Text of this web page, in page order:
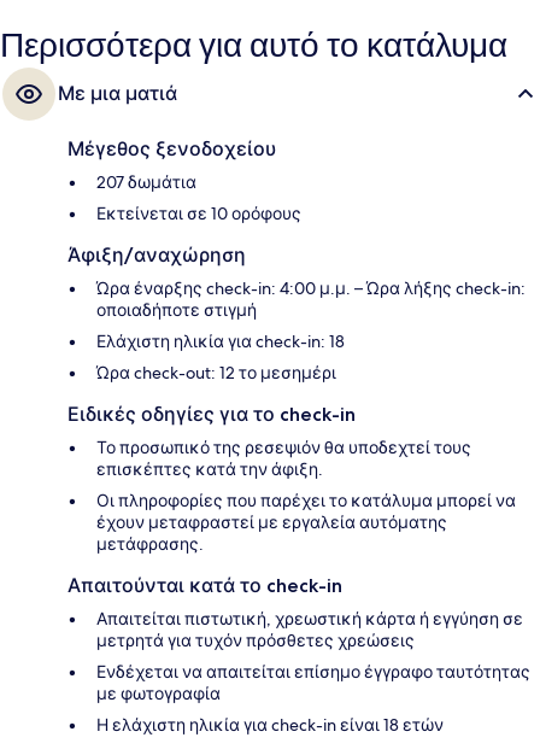
Περισσότερα για αυτό το κατάλυμα
Με μια ματιά
Μέγεθος ξενοδοχείου
207 δωμάτια
Εκτείνεται σε 10 ορόφους
Άφιξη/αναχώρηση
Ώρα έναρξης check-in: 4:00 μ.μ. – Ώρα λήξης check-in:
οποιαδήποτε στιγμή
Ελάχιστη ηλικία για check-in: 18
Ώρα check-out: 12 το μεσημέρι
Ειδικές οδηγίες για το check-in
Το προσωπικό της ρεσεψιόν θα υποδεχτεί τους
επισκέπτες κατά την άφιξη.
Οι πληροφορίες που παρέχει το κατάλυμα μπορεί να
έχουν μεταφραστεί με εργαλεία αυτόματης
μετάφρασης.
Απαιτούνται κατά το check-in
Απαιτείται πιστωτική, χρεωστική κάρτα ή εγγύηση σε
μετρητά για τυχόν πρόσθετες χρεώσεις
Ενδέχεται να απαιτείται επίσημο έγγραφο ταυτότητας
με φωτογραφία
Η ελάχιστη ηλικία για check-in είναι 18 ετών